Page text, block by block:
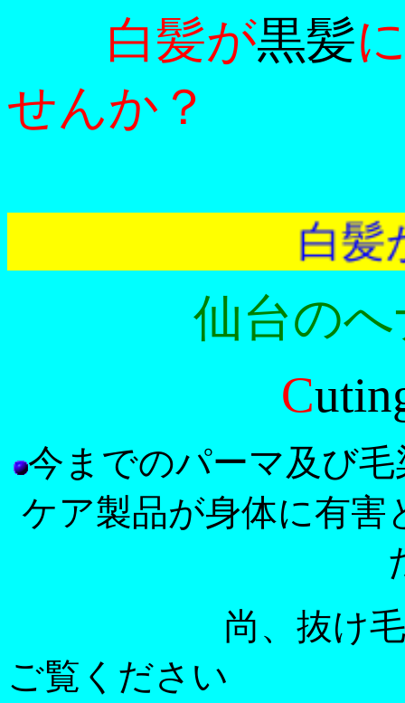
白髪が黒髪
せんか？
白髪
仙台のへ
C
今までのパーマ及び
ケア製品が身体に有害
尚、抜け毛や薄
ご覧ください